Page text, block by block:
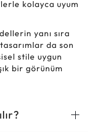
kolayca uyum
yanı sıra
da son
stile uygun
bir görünüm